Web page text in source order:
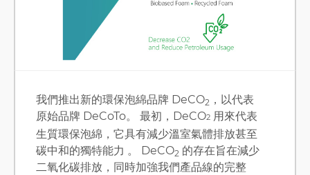
我們推出新的環保泡綿品牌 DeCO2 ，以代表
原始品牌 DeCoTo。 最初，DeCO2 用來代表
生質環保泡綿，它具有減少溫室氣體排放甚至
碳中和的獨特能力 。 DeCO2 的存在旨在減少
二氧化碳排放，同時加強我們產品線的完整